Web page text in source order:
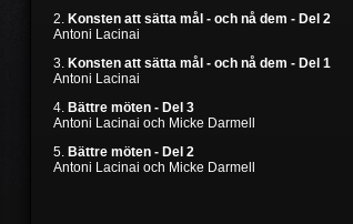
2. Konsten att sätta mål - och nå dem - Del 2
Antoni Lacinai
3. Konsten att sätta mål - och nå dem - Del 1
Antoni Lacinai
4. Bättre möten - Del 3
Antoni Lacinai och Micke Darmell
5. Bättre möten - Del 2
Antoni Lacinai och Micke Darmell